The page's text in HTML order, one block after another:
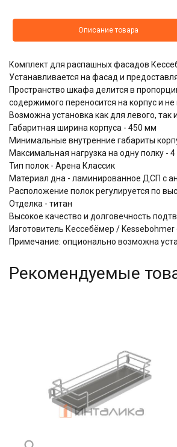
Описание товара
Комплект для распашных фасадов
Устанавливается на фасад и
Пространство шкафа делится в
содержимого переносится на корпус и
Возможна установка как для левого,
Габаритная ширина корпуса - 450 мм
Минимальные внутренние габариты
Максимальная нагрузка на одну полку - 4
Тип полок - Арена Классик
Материал дна - ламинированное ДСП с
Расположение полок регулируется по
Отделка - титан
Высокое качество и долговечность
Изготовитель Кессебёмер /
Примечание: опционально возможна
Рекомендуемые